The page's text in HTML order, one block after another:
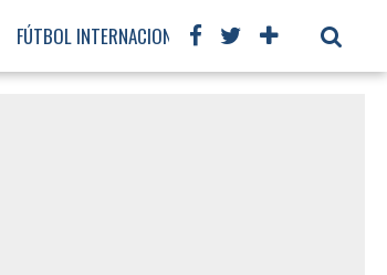
FÚTBOL INTERNACIONAL